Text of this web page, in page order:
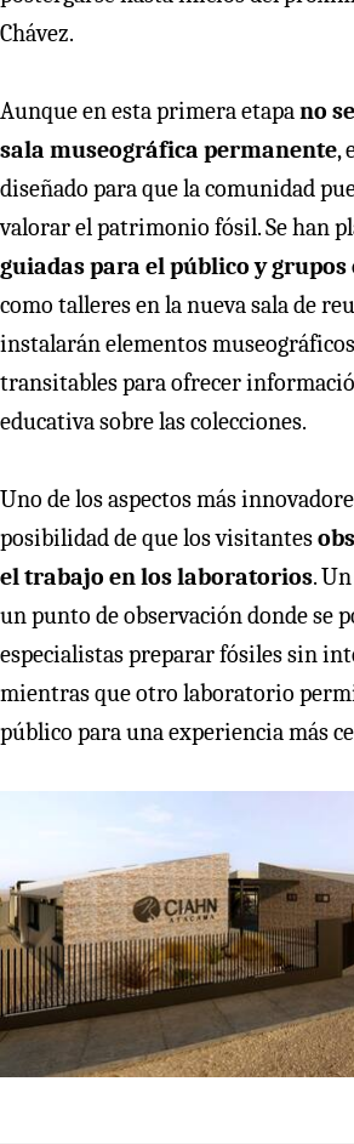
Chávez.
Aunque en esta primera etapano
sala museográfica permanente,
diseñado para que la comunidad
valorar el patrimonio fósil. Se han
guiadas para el público y grupos
como talleres en la nueva sala de
instalarán elementos
transitables para ofrecer
educativa sobre las colecciones.
Uno de los aspectos más
posibilidad de que los visitantes
el trabajo en los laboratorios.
un punto de observación donde se
especialistas preparar fósiles sin
mientras que otro laboratorio
público para una experiencia más